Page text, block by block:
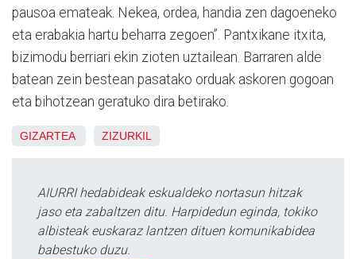
pausoa emateak. Nekea, ordea, handia zen dagoeneko
eta erabakia hartu beharra zegoen”. Pantxikane itxita,
bizimodu berriari ekin zioten uztailean. Barraren alde
batean zein bestean pasatako orduak askoren gogoan
eta bihotzean geratuko dira betirako.
GIZARTEA ZIZURKIL
AIURRI hedabideak eskualdeko nortasun hitzak
jaso eta zabaltzen ditu. Harpidedun eginda, tokiko
albisteak euskaraz lantzen dituen komunikabidea
babestuko duzu.